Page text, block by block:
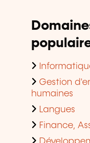
Gestion
humaines
Langues
Finance,